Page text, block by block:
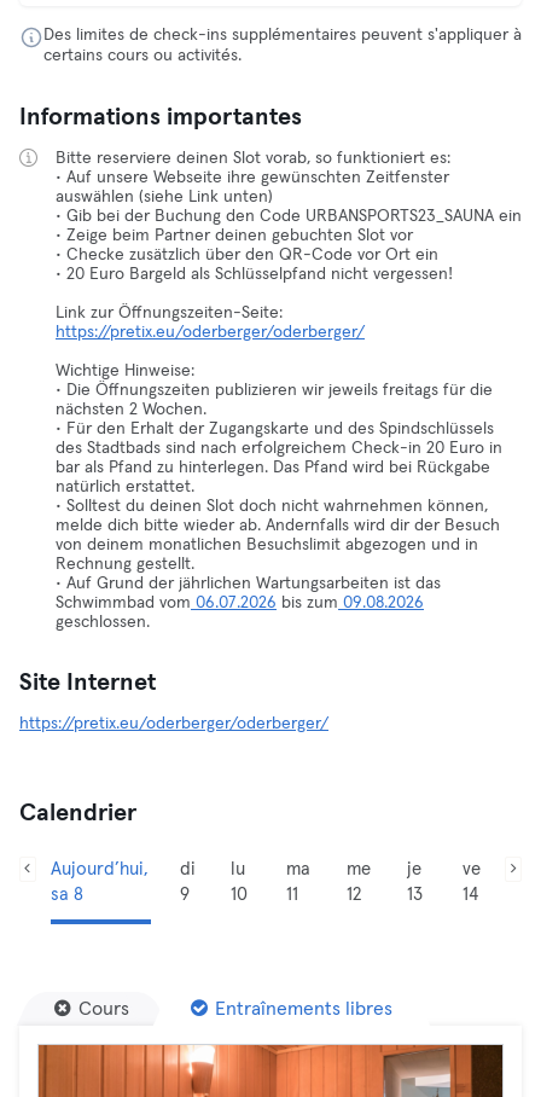
Des limites de check-ins supplémentaires peuvent s'appliquer à
certains cours ou activités.
Informations importantes
Bitte reserviere deinen Slot vorab, so funktioniert es:
• Auf unsere Webseite ihre gewünschten Zeitfenster
auswählen (siehe Link unten)
• Gib bei der Buchung den Code URBANSPORTS23_SAUNA ein
• Zeige beim Partner deinen gebuchten Slot vor
• Checke zusätzlich über den QR-Code vor Ort ein
• 20 Euro Bargeld als Schlüsselpfand nicht vergessen!
Link zur Öffnungszeiten-Seite:
https://pretix.eu/oderberger/oderberger/
Wichtige Hinweise:
• Die Öffnungszeiten publizieren wir jeweils freitags für die
nächsten 2 Wochen.
• Für den Erhalt der Zugangskarte und des Spindschlüssels
des Stadtbads sind nach erfolgreichem Check-in 20 Euro in
bar als Pfand zu hinterlegen. Das Pfand wird bei Rückgabe
natürlich erstattet.
• Solltest du deinen Slot doch nicht wahrnehmen können,
melde dich bitte wieder ab. Andernfalls wird dir der Besuch
von deinem monatlichen Besuchslimit abgezogen und in
Rechnung gestellt.
• Auf Grund der jährlichen Wartungsarbeiten ist das
Schwimmbad vom 06.07.2026 bis zum 09.08.2026
geschlossen.
Site Internet
https://pretix.eu/oderberger/oderberger/
Calendrier
Aujourd’hui,
sa 8
di
9
lu
10
ma
11
me
12
je
13
ve
14
Cours Entraînements libres